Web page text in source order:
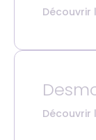
Découvrir
Découvrir